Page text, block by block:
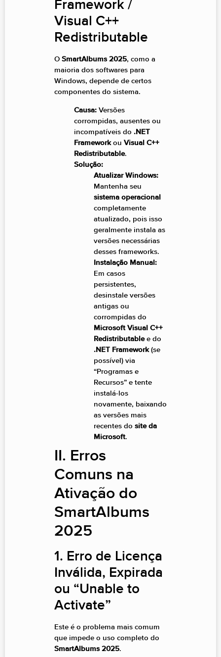
Framework /
Visual C++
Redistributable
O SmartAlbums 2025, como a
maioria dos softwares para
Windows, depende de certos
componentes do sistema.
Causa: Versões
corrompidas, ausentes ou
incompatíveis do .NET
Frameworkou Visual C++
Redistributable.
Solução:
Atualizar Windows:
Mantenha seu
sistema operacional
completamente
atualizado, pois isso
geralmente instala as
versões necessárias
desses frameworks.
Instalação Manual:
Em casos
persistentes,
desinstale versões
antigas ou
corrompidas do
Microsoft Visual C++
Redistributablee do
.NET Framework(se
possível) via
“Programas e
Recursos” e tente
instalá-los
novamente, baixando
as versões mais
recentes do site da
Microsoft.
II. Erros
Comuns na
Ativação do
SmartAlbums
2025
1. Erro de Licença
Inválida, Expirada
ou “Unable to
Activate”
Este é o problema mais comum
que impede o uso completo do
SmartAlbums 2025.